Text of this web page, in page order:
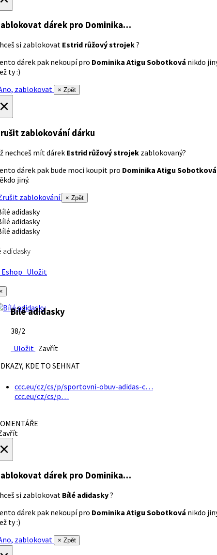
dárek pro Dominika…
si zablokovat Estrid růžový strojek?
dárek pak nekoupí pro Dominika Atigu Sobotková nikdo
ty :)
zablokovat
× Zpět
zablokování dárku
nechceš mít dárek Estrid růžový strojek zablokovaný?
dárek pak bude moci koupit pro Dominika Atigu Sobotková
jiný.
zablokování
× Zpět
adidasky
Uložit
Bílé adidasky
38/2
Uložit Zavřít
KDE TO SEHNAT
ccc.eu/cz/cs/p/sportovni-obuv-adidas-c…
ccc.eu/cz/cs/p…
dárek pro Dominika…
si zablokovat Bílé adidasky?
dárek pak nekoupí pro Dominika Atigu Sobotková nikdo
ty :)
zablokovat
× Zpět